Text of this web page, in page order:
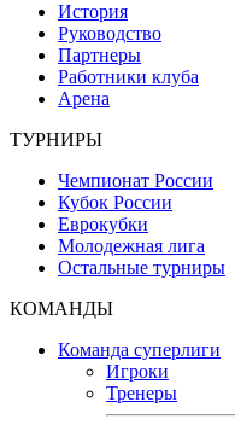
История
Руководство
Партнеры
Работники клуба
Арена
ТУРНИРЫ
Чемпионат России
Кубок России
Еврокубки
Молодежная лига
Остальные турниры
КОМАНДЫ
Команда суперлиги
Игроки
Тренеры